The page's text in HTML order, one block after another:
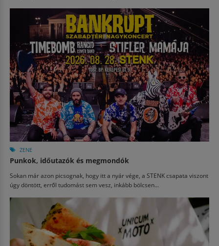
ZENE
Punkok, időutazók és megmondók
Sokan már azon picsognak, hogy itt a nyár vége, a STENK csapata viszont
úgy döntött, erről tudomást sem vesz, inkább bölcsen...